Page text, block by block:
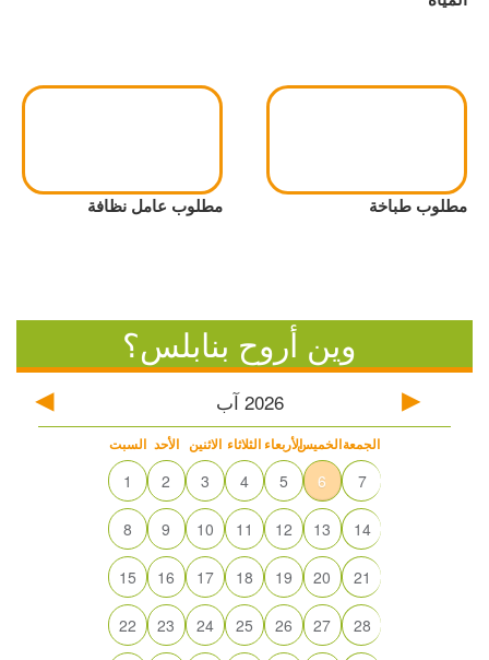
مطلوب طباخة مطلوب عامل نظافة
وين أروح بنابلس؟
2026 آب
السبت الأحد الاثنين الثلاثاء الأربعاءالخميسالجمعة
1 2 3 4 5 6 7
8 9 10 11 12 13 14
15 16 17 18 19 20 21
22 23 24 25 26 27 28